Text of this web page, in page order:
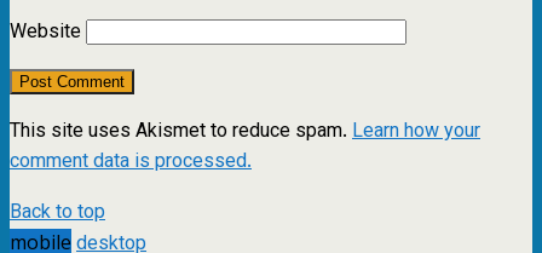
Website
This site uses Akismet to reduce spam. Learn how your
comment data is processed.
Back to top
mobile desktop